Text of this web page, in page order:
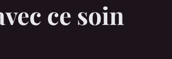
ce soin